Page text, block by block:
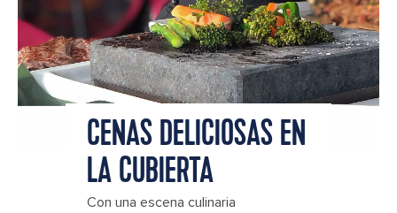
CENAS DELICIOSAS EN
LA CUBIERTA
Con una escena culinaria